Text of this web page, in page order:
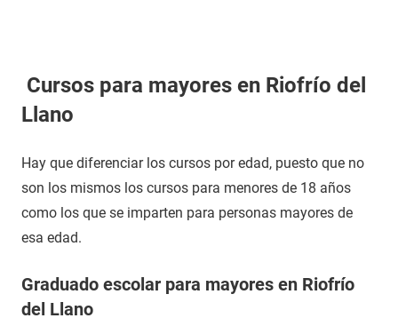
Cursos para mayores en Riofrío del
Llano
Hay que diferenciar los cursos por edad, puesto que no
son los mismos los cursos para menores de 18 años
como los que se imparten para personas mayores de
esa edad.
Graduado escolar para mayores en Riofrío
del Llano